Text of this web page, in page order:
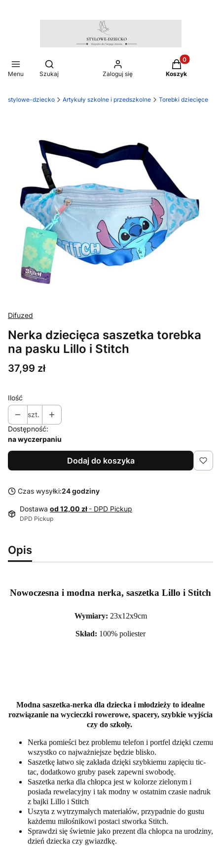
Menu
Otwórz wyszukiwarkę
Szukaj Zaloguj się
Produkty w
Koszyk
stylowe-dziecko Artykuły szkolne i przedszkolne Torebki dziecięce
Difuzed
Nerka dziecięca saszetka torebka
na pasku Lillo i Stitch
Cena
37,99 zł
Ilość
szt.
Dostępność:
na wyczerpaniu
Dodaj do koszyka
Czas wysyłki:24 godziny
Dostawa od 12,00 zł - DPD Pickup
DPD Pickup
Opis
Nowoczesna i modna nerka, saszetka Lillo i Stitch
Wymiary: 23x12x9cm
Skład: 100% poliester
Modna saszetka-nerka dla dziecka i młodzieży to idealne
rozwiązanie na wycieczki rowerowe, spacery, szybkie wyjścia
czy do szkoły.
Nerka pomieści bez problemu telefon i portfel dzięki czemu
wszystko co najważniejsze będzie blisko.
Saszetkę łatwo się zakłada dzięki szybkiemu zapięciu tic-
tac, dodatkowo gruby pasek zapewni swobodę.
Saszetka nerka dla chłopca jest w kolorze zielonym i
posiada rewelacyjny i tak modny w ostatnim czasie nadruk
z bajki Lillo i Stitch
Uszyta z wytrzymałych materiałów, przypadnie do gustu
każdemu miłośnikowi postaci stworka Stitch.
Sprawdzi się świetnie jako prezent dla chłopca na urodziny,
dzień dziecka czy gwiazdkę.